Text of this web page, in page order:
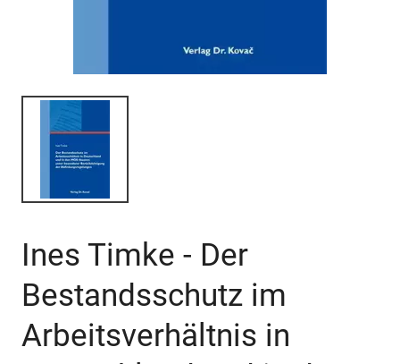
Ines Timke - Der
Bestandsschutz im
Arbeitsverhältnis in